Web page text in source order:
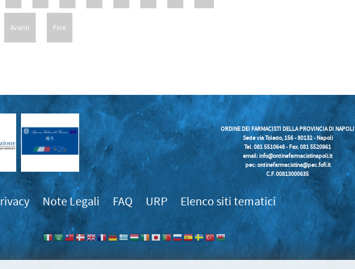
Avanti Fine
ORDINE DEI FARMACISTI DELLA PROVINCIA DI NAPOLI
Sede via Toledo, 156 - 80132 - Napoli
Tel. 081 5510648 - Fax. 081 5520961
email:info@ordinefarmacistinapoli.it
pec: ordinefarmacistina@pec.fofi.it
C.F. 00813000635
Note Legali FAQ URP Elenco siti tematici